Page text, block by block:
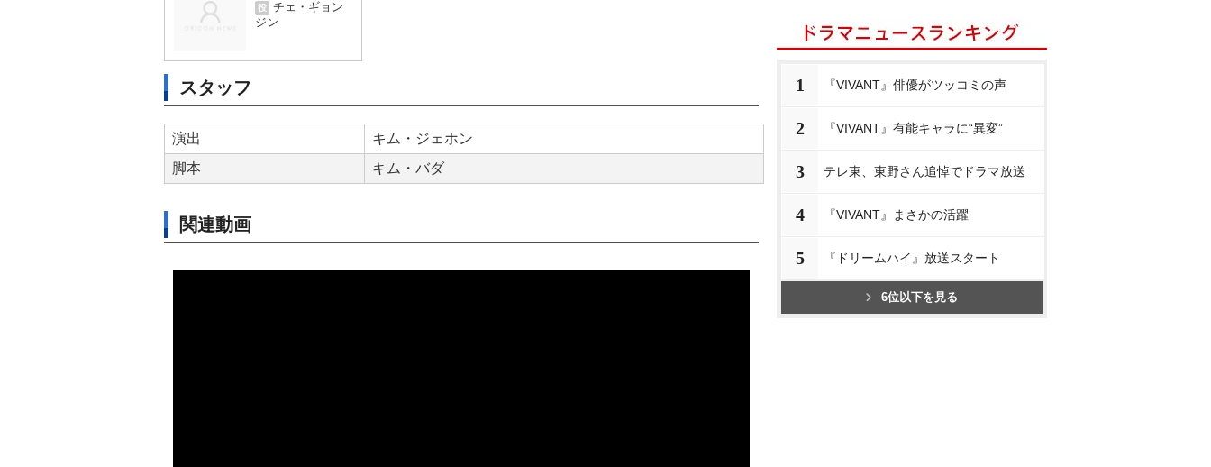
役
チェ・ギョン
ジン
スタッフ
演出
キム・ジェホン
脚本
キム・バダ
関連動画
1 『VIVANT』俳優がツッコミの声
2 『VIVANT』有能キャラに“異変”
3 テレ東、東野さん追悼でドラマ放送
4 『VIVANT』まさかの活躍
5 『ドリームハイ』放送スタート
6位以下を見る